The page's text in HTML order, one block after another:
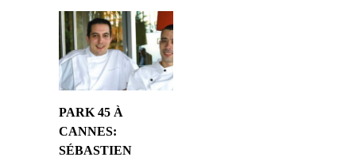
PARK 45 À
CANNES:
SÉBASTIEN